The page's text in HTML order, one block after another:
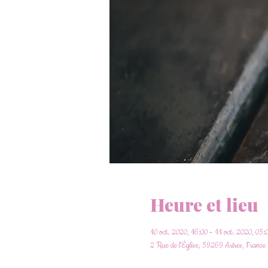
Heure et lieu
10 oct. 2020, 16:00 – 11 oct. 2020,
2 Rue de l'Église, 59269 Artres, France